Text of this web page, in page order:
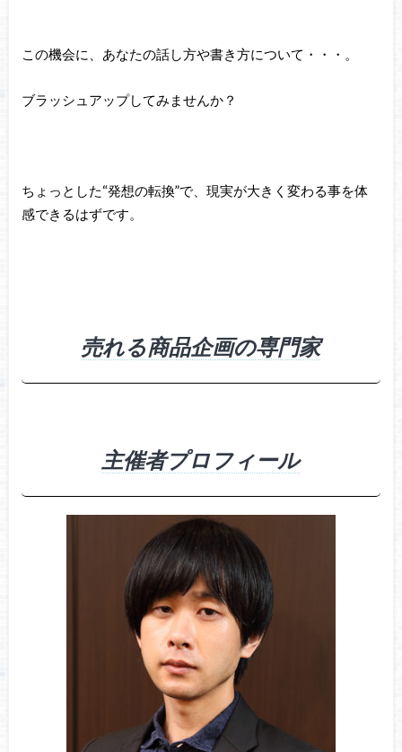
この機会に、あなたの話し方や書き方について・・・。
ブラッシュアップしてみませんか？
ちょっとした“発想の転換”で、現実が大きく変わる事を体
感できるはずです。
売れる商品企画の専門家
主催者プロフィール